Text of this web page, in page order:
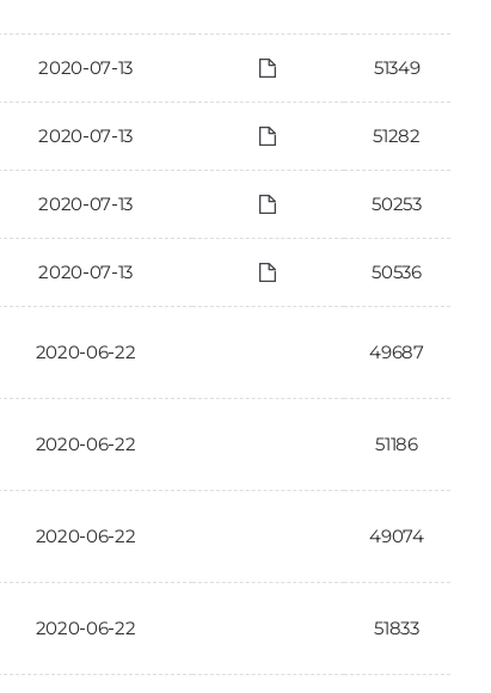
2020-07-13 51349
2020-07-13 51282
2020-07-13 50253
2020-07-13 50536
2020-06-22 49687
2020-06-22 51186
2020-06-22 49074
2020-06-22 51833